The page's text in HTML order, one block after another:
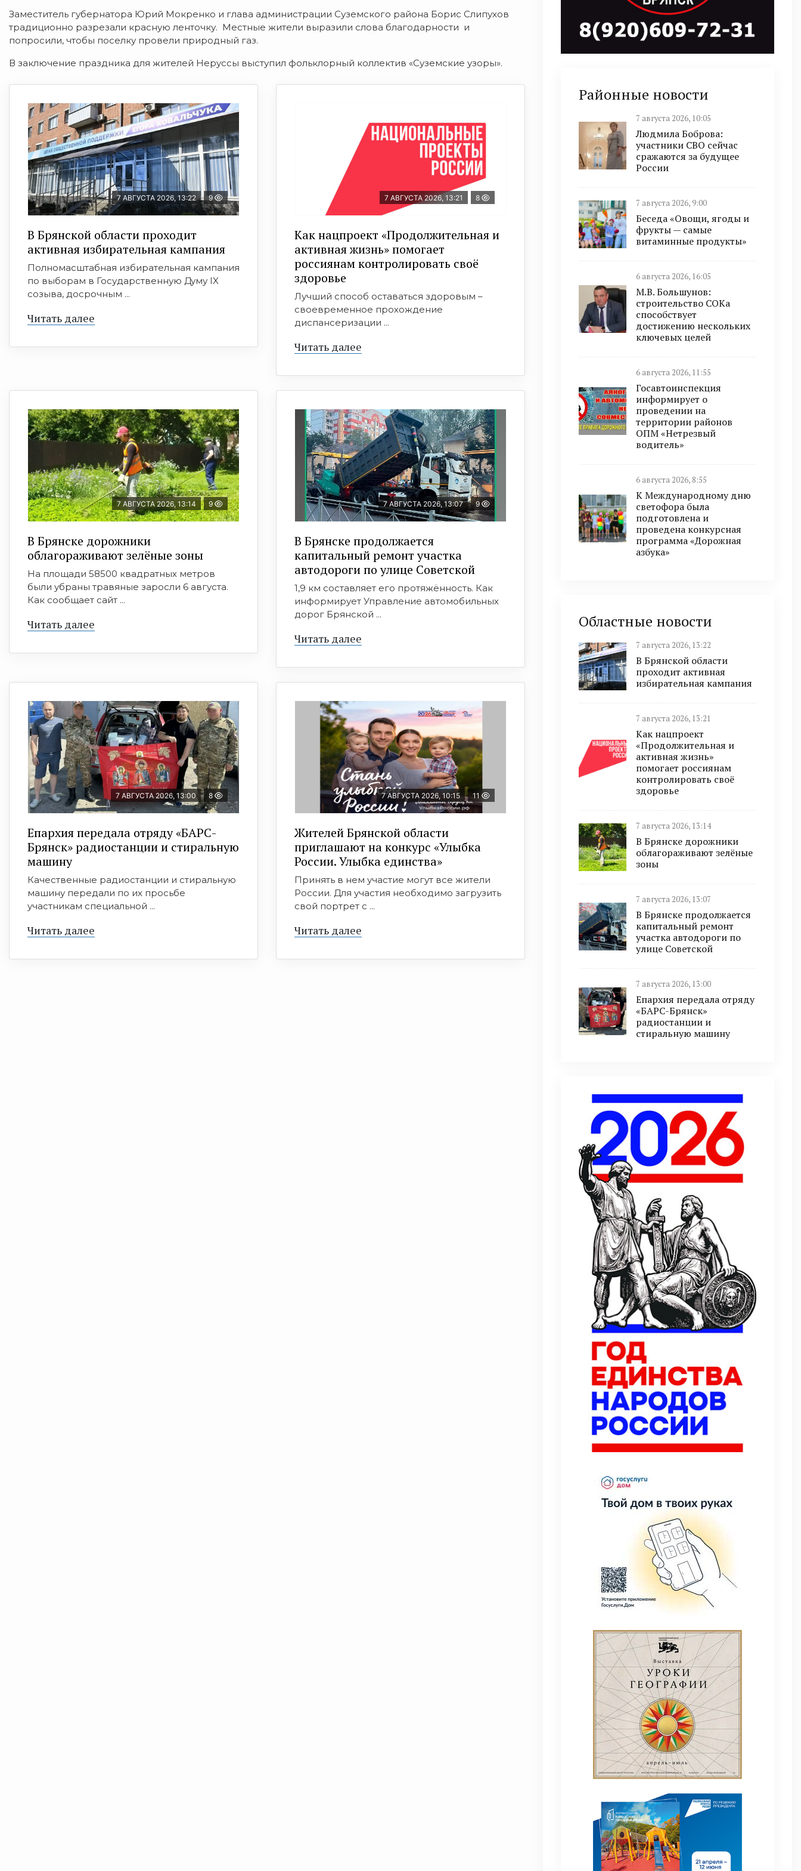
Заместитель губернатора Юрий Мокренко и глава администрации Суземского района Борис Слипухов
традиционно разрезали красную ленточку. Местные жители выразили слова благодарности и
попросили, чтобы поселку провели природный газ.
В заключение праздника для жителей Неруссы выступил фольклорный коллектив «Суземские узоры».
7 АВГУСТА 2026, 13:22 9
В Брянской области проходит
активная избирательная кампания
Полномасштабная избирательная кампания
по выборам в Государственную Думу IX
созыва, досрочным ...
Читать далее
7 АВГУСТА 2026, 13:21 8
Как нацпроект «Продолжительная и
активная жизнь» помогает
россиянам контролировать своё
здоровье
Лучший способ оставаться здоровым –
своевременное прохождение
диспансеризации ...
Читать далее
7 АВГУСТА 2026, 13:14 9
В Брянске дорожники
облагораживают зелёные зоны
На площади 58500 квадратных метров
были убраны травяные заросли 6 августа.
Как сообщает сайт ...
Читать далее
7 АВГУСТА 2026, 13:07 9
В Брянске продолжается
капитальный ремонт участка
автодороги по улице Советской
1,9 км составляет его протяжённость. Как
информирует Управление автомобильных
дорог Брянской ...
Читать далее
7 АВГУСТА 2026, 13:00 8
Епархия передала отряду «БАРС-
Брянск» радиостанции и стиральную
машину
Качественные радиостанции и стиральную
машину передали по их просьбе
участникам специальной ...
Читать далее
7 АВГУСТА 2026, 10:15 11
Жителей Брянской области
приглашают на конкурс «Улыбка
России. Улыбка единства»
Принять в нем участие могут все жители
России. Для участия необходимо загрузить
свой портрет с ...
Читать далее
Районные новости
7 августа 2026, 10:05
Людмила Боброва:
участники СВО сейчас
сражаются за будущее
России
7 августа 2026, 9:00
Беседа «Овощи, ягоды и
фрукты — самые
витаминные продукты»
6 августа 2026, 16:05
М.В. Большунов:
строительство СОКа
способствует
достижению нескольких
ключевых целей
6 августа 2026, 11:55
Госавтоинспекция
информирует о
проведении на
территории районов
ОПМ «Нетрезвый
водитель»
6 августа 2026, 8:55
К Международному дню
светофора была
подготовлена и
проведена конкурсная
программа «Дорожная
азбука»
Областные новости
7 августа 2026, 13:22
В Брянской области
проходит активная
избирательная кампания
7 августа 2026, 13:21
Как нацпроект
«Продолжительная и
активная жизнь»
помогает россиянам
контролировать своё
здоровье
7 августа 2026, 13:14
В Брянске дорожники
облагораживают зелёные
зоны
7 августа 2026, 13:07
В Брянске продолжается
капитальный ремонт
участка автодороги по
улице Советской
7 августа 2026, 13:00
Епархия передала отряду
«БАРС-Брянск»
радиостанции и
стиральную машину